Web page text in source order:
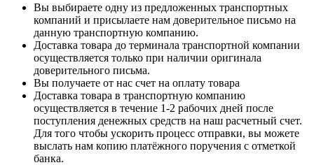
Вы выбираете одну из предложенных транспортных
компаний и присылаете нам доверительное письмо на
данную транспортную компанию.
Доставка товара до терминала транспортной компании
осуществляется только при наличии оригинала
доверительного письма.
Вы получаете от нас счет на оплату товара
Доставка товара в транспортную компанию
осуществляется в течение 1-2 рабочих дней после
поступления денежных средств на наш расчетный счет.
Для того чтобы ускорить процесс отправки, вы можете
выслать нам копию платёжного поручения с отметкой
банка.